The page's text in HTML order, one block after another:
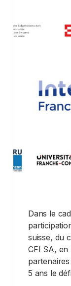
Dans le
suisse, du
CFI SA, en
5 ans le